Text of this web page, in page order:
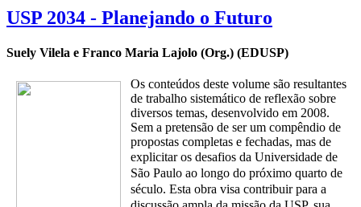
USP 2034 - Planejando o Futuro
Suely Vilela e Franco Maria Lajolo (Org.) (EDUSP)
Os conteúdos deste volume são resultantes
de trabalho sistemático de reflexão sobre
diversos temas, desenvolvido em 2008.
Sem a pretensão de ser um compêndio de
propostas completas e fechadas, mas de
explicitar os desafios da Universidade de
São Paulo ao longo do próximo quarto de
século. Esta obra visa contribuir para a